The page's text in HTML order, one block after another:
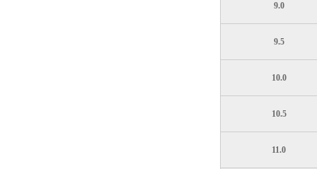
9.0
9.5
10.0
10.5
11.0